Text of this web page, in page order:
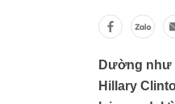
Dường như
Hillary